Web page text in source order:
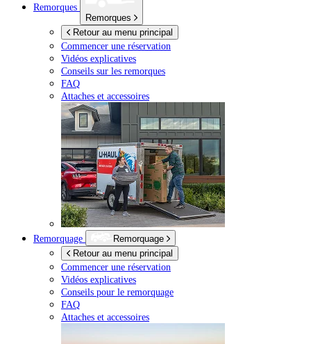
Remorques
Remorques
Retour au menu principal
Commencer une réservation
Vidéos explicatives
Conseils sur les remorques
FAQ
Attaches et accessoires
Remorquage
Remorquage
Retour au menu principal
Commencer une réservation
Vidéos explicatives
Conseils pour le remorquage
FAQ
Attaches et accessoires